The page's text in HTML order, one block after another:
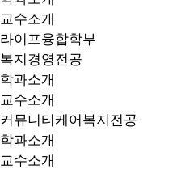
교수소개
라이프융합학부
복지경영전공
학과소개
교수소개
커뮤니티케어복지전공
학과소개
교수소개